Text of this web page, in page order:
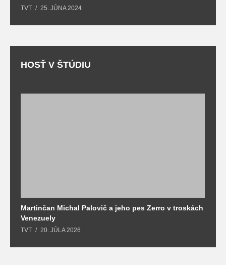
TVT 25. JÚNA 2024
HOSŤ V ŠTÚDIU
Martinčan Michal Palovič a jeho pes Zerro v troskách
Venezuely
TVT 20. JÚLA 2026